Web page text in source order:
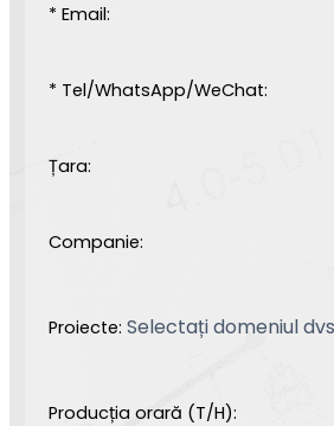
* Email:
* Tel/WhatsApp/WeChat:
Țara:
Companie:
Proiecte:
Producția orară (T/H):